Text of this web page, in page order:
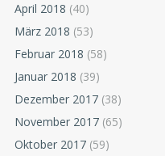
April 2018 (40)
März 2018 (53)
Februar 2018 (58)
Januar 2018 (39)
Dezember 2017 (38)
November 2017 (65)
Oktober 2017 (59)